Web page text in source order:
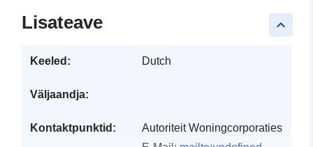
keyboard_arrow_up
Lisateave
Keeled: Dutch
Väljaandja:
Kontaktpunktid:
Autoriteit Woningcorporaties